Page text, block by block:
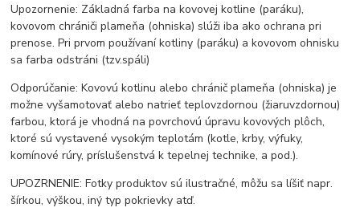
Upozornenie: Základná farba na kovovej kotline (paráku),
kovovom chrániči plameňa (ohniska) slúži iba ako ochrana pri
prenose. Pri prvom používaní kotliny (paráku) a kovovom ohnisku
sa farba odstráni (tzv.spáli)
Odporúčanie: Kovovú kotlinu alebo chránič plameňa (ohniska) je
možne vyšamotovať alebo natrieť teplovzdornou (žiaruvzdornou)
farbou, ktorá je vhodná na povrchovú úpravu kovových plôch,
ktoré sú vystavené vysokým teplotám (kotle, krby, výfuky,
komínové rúry, príslušenstvá k tepelnej technike, a pod.).
UPOZRNENIE: Fotky produktov sú ilustračné, môžu sa líšiť napr.
šírkou, výškou, iný typ pokrievky atď.